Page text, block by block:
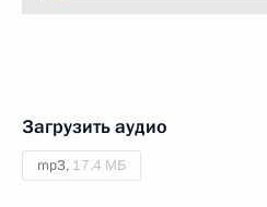
Загрузить аудио
mp3, 17.4 МБ